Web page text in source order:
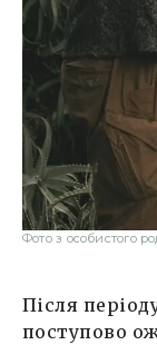
Фото з особистого
Після
поступово